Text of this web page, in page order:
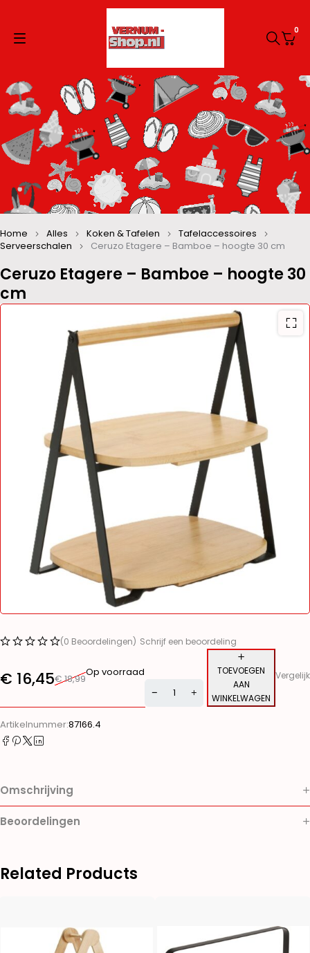
0
Ceruzo Etagere – Bamboe – hoogte 30
cm
Home Alles Koken & Tafelen
Tafelaccessoires
Serveerschalen
Ceruzo Etagere – Bamboe – hoogte 30 cm
(0 Beoordelingen) Schrijf een beoordeling
€18,99
€ 16,45 Op voorraad
TOEVOEGEN
AAN
WINKELWAGEN
Alternative:
Vergelijk
Artikelnummer:87166.4
Omschrijving
Beoordelingen
Related Products